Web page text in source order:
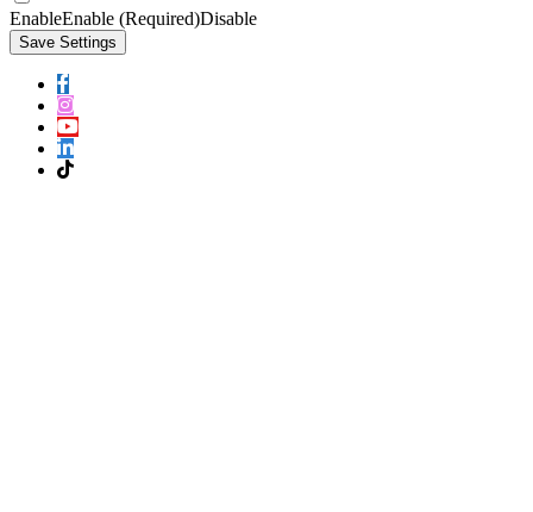
EnableEnable (Required)Disable